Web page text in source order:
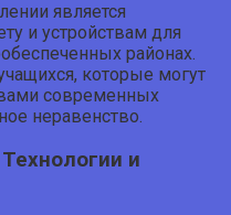
является
и устройствам для
районах.
которые могут
современных
неравенство.
и